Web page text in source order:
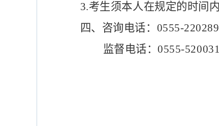
3.考生须本人在规定的时间
四、咨询电话： 0555-
监督电话：0555-